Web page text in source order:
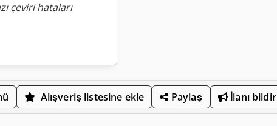
çeviri hataları
Alışveriş listesine ekle Paylaş İlanı bildir